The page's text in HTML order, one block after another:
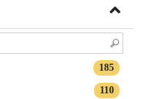
185
110